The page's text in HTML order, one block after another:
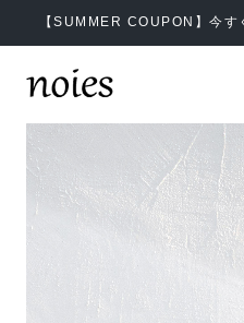
【SUMMER COUPON】今す